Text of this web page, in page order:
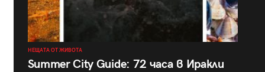
НЕЩАТА ОТ ЖИВОТА
Summer City Guide: 72 часа в Иракли